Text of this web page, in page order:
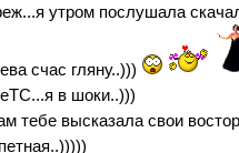
утром послушала
счас гляну..)))
в шоки..)))
тебе высказала свои